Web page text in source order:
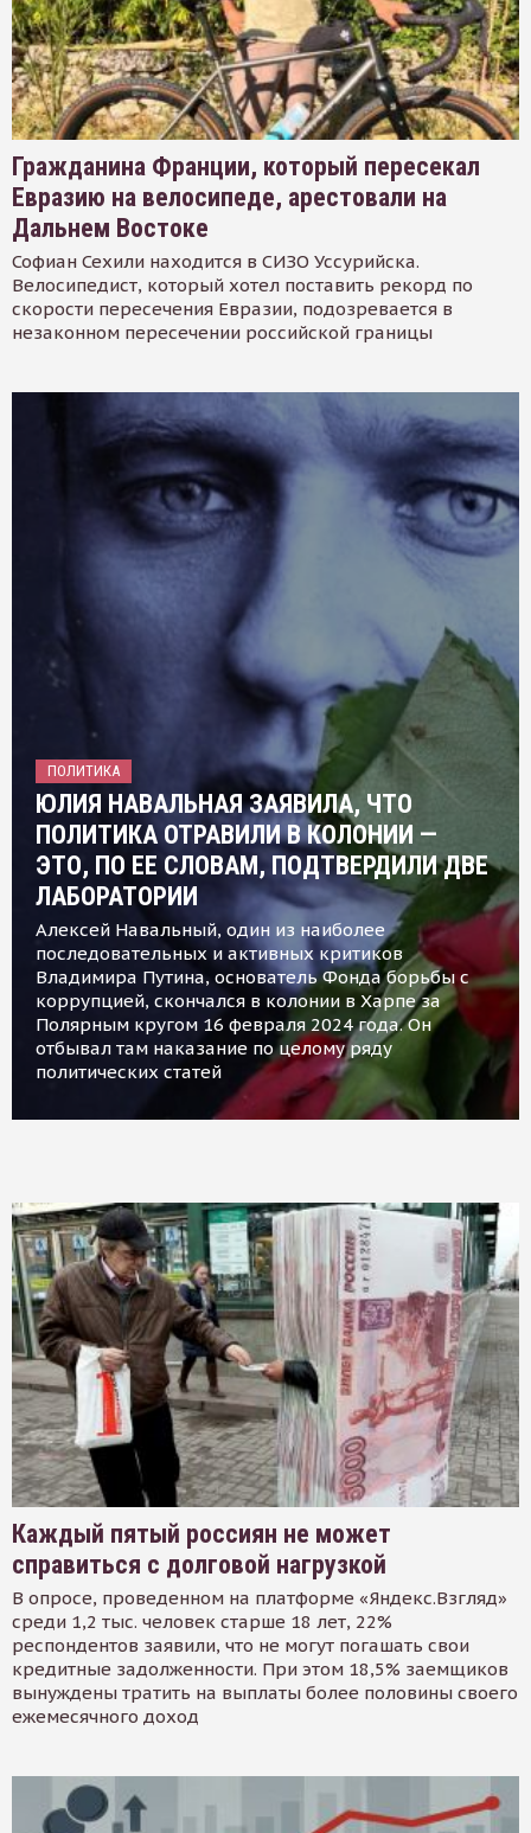
Гражданина Франции, который пересекал
Евразию на велосипеде, арестовали на
Дальнем Востоке
Софиан Сехили находится в СИЗО Уссурийска.
Велосипедист, который хотел поставить рекорд по
скорости пересечения Евразии, подозревается в
незаконном пересечении российской границы
ПОЛИТИКА
ЮЛИЯ НАВАЛЬНАЯ ЗАЯВИЛА, ЧТО
ПОЛИТИКА ОТРАВИЛИ В КОЛОНИИ —
ЭТО, ПО ЕЕ СЛОВАМ, ПОДТВЕРДИЛИ ДВЕ
ЛАБОРАТОРИИ
Алексей Навальный, один из наиболее
последовательных и активных критиков
Владимира Путина, основатель Фонда борьбы с
коррупцией, скончался в колонии в Харпе за
Полярным кругом 16 февраля 2024 года. Он
отбывал там наказание по целому ряду
политических статей
Каждый пятый россиян не может
справиться с долговой нагрузкой
В опросе, проведенном на платформе «Яндекс.Взгляд»
среди 1,2 тыс. человек старше 18 лет, 22%
респондентов заявили, что не могут погашать свои
кредитные задолженности. При этом 18,5% заемщиков
вынуждены тратить на выплаты более половины своего
ежемесячного доход